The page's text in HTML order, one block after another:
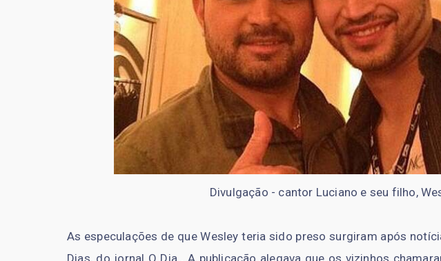
Divulgação - cantor Luciano e seu filho,
As especulações de que Wesley teria sido preso surgiram após
Dias, do jornal O Dia . A publicação alegava que os vizinhos